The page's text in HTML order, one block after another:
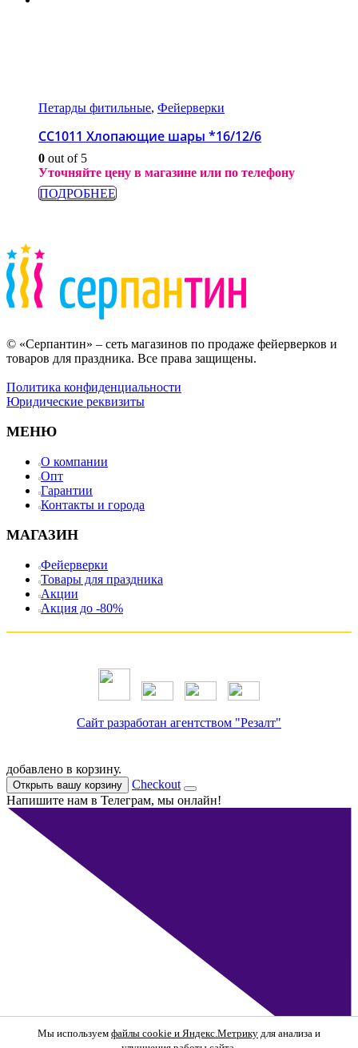
Петарды фитильные, Фейерверки
СС1011 Хлопающие шары *16/12/6
0 out of 5
Уточняйте цену в магазине или по телефону
ПОДРОБНЕЕ
© «Серпантин» – сеть магазинов по продаже фейерверков и
товаров для праздника. Все права защищены.
Политика конфиденциальности
Юридические реквизиты
МЕНЮ
О компании
Опт
Гарантии
Контакты и города
МАГАЗИН
Фейерверки
Товары для праздника
Акции
Акция до -80%
Сайт разработан агентством "Резалт"
добавлено в корзину.
Открыть вашу корзину
Checkout
Напишите нам в Телеграм, мы онлайн!
Мы используем файлы cookie и Яндекс.Метрику для анализа и